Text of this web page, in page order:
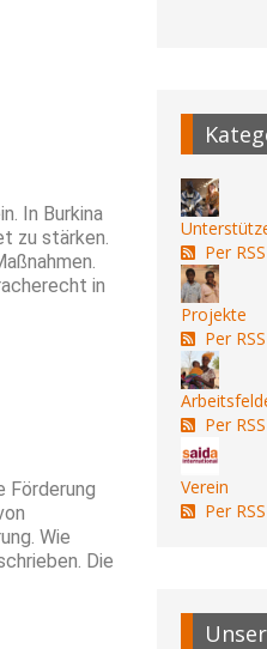
In Burkina
zu stärken.
in
Förderung
Wie
Die
Per
Projekte
Per
Per
Verein
Per